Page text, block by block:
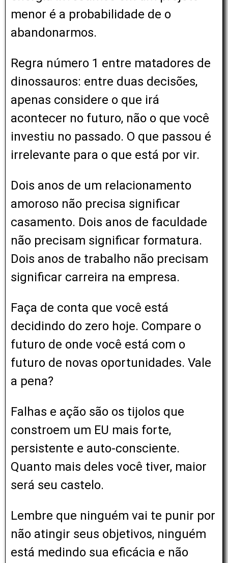
menor é a probabilidade de o
abandonarmos.
Regra número 1 entre matadores de
dinossauros: entre duas decisões,
apenas considere o que irá
acontecer no futuro, não o que você
investiu no passado. O que passou é
irrelevante para o que está por vir.
Dois anos de um relacionamento
amoroso não precisa significar
casamento. Dois anos de faculdade
não precisam significar formatura.
Dois anos de trabalho não precisam
significar carreira na empresa.
Faça de conta que você está
decidindo do zero hoje. Compare o
futuro de onde você está com o
futuro de novas oportunidades. Vale
a pena?
Falhas e ação são os tijolos que
constroem um EU mais forte,
persistente e auto-consciente.
Quanto mais deles você tiver, maior
será seu castelo.
Lembre que ninguém vai te punir por
não atingir seus objetivos, ninguém
está medindo sua eficácia e não